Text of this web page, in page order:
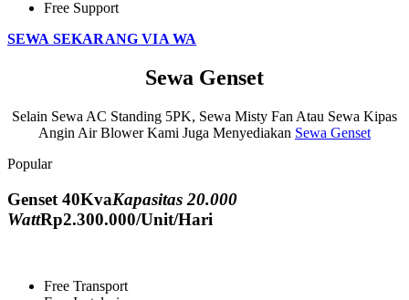
Free Support
SEWA SEKARANG VIA WA
Sewa Genset
Selain Sewa AC Standing 5PK, Sewa Misty Fan Atau Sewa Kipas
Angin Air Blower Kami Juga Menyediakan Sewa Genset
Popular
Genset 40KvaKapasitas 20.000
WattRp2.300.000/Unit/Hari
Free Transport